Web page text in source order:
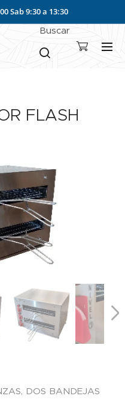
Sab 9:30 a 13:30
Buscar
FLASH
trifásica
DOS BANDEJAS